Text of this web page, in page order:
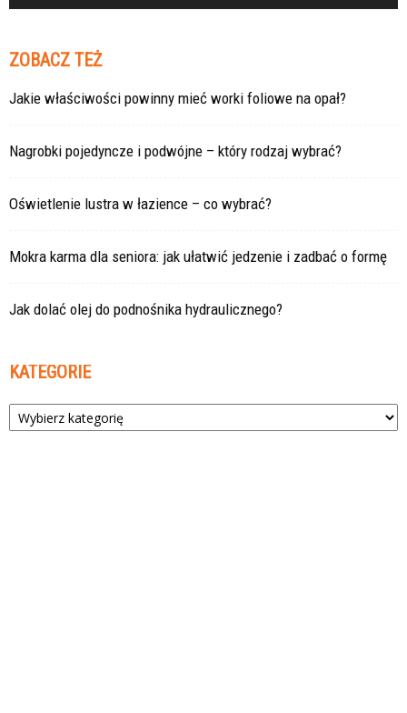
ZOBACZ TEŻ
Jakie właściwości powinny mieć worki foliowe na opał?
Nagrobki pojedyncze i podwójne – który rodzaj wybrać?
Oświetlenie lustra w łazience – co wybrać?
Mokra karma dla seniora: jak ułatwić jedzenie i zadbać o formę
Jak dolać olej do podnośnika hydraulicznego?
KATEGORIE
Kategorie